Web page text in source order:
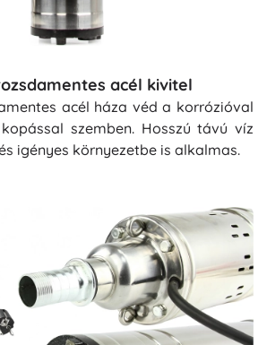
acél kivitel
acél háza véd a korrózióval
szemben. Hosszú távú víz
igényes környezetbe is alkalmas.